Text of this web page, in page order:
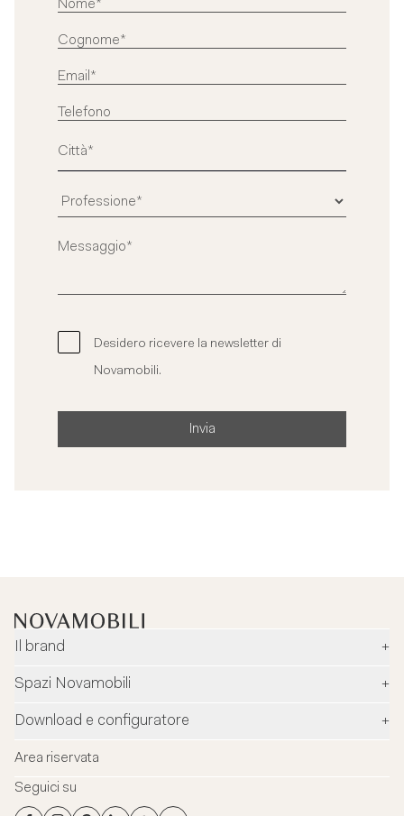
Desidero ricevere la newsletter di
Novamobili.
Invia
Il brand
+
Azienda
Designer
News
Spazi Novamobili
+
Rivenditori
Flagship Store Milano
Virtual Tour
Download e configuratore
+
Configuratore
Area riservata
Seguici su